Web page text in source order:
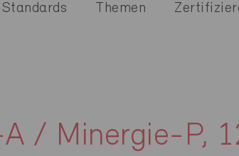
Standards Themen
/ Minergie-P,